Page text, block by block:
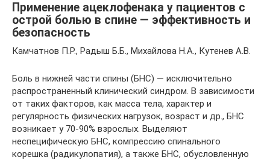
Применение ацеклофенака у пациентов с
острой болью в спине — эффективность и
безопасность
Камчатнов П.Р., Радыш Б.Б., Михайлова Н.А., Кутенев А.В.
Боль в нижней части спины (БНС) — исключительно
распространенный клинический синдром. В зависимости
от таких факторов, как масса тела, характер и
регулярность физических нагрузок, возраст и др., БНС
возникает у 70-90% взрослых. Выделяют
неспецифическую БНС, компрессию спинального
корешка (радикулопатия), а также БНС, обусловленную